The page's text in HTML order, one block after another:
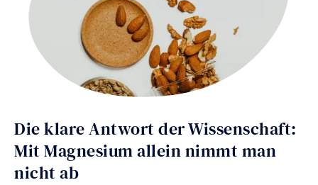
Die klare Antwort der Wissenschaft:
Mit Magnesium allein nimmt man
nicht ab